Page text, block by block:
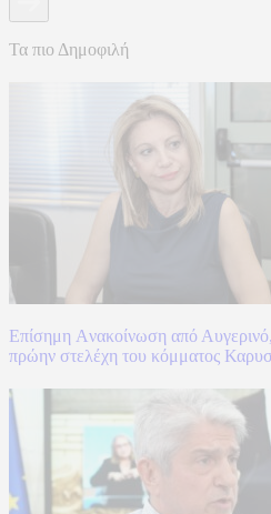
Τα πιο Δημοφιλή
Επίσημη Aνακοίνωση από
πρώην στελέχη του κόμματος